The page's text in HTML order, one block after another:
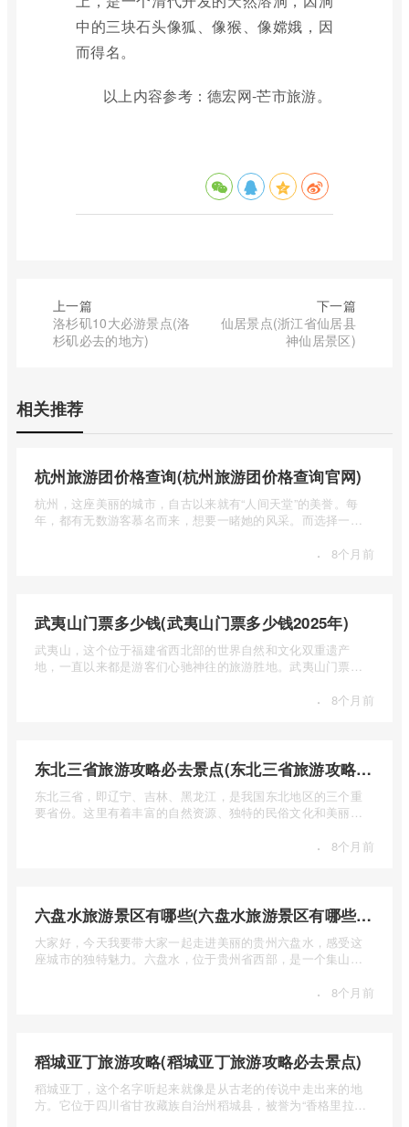
中的三块石头像狐、像猴、像嫦娥，因
而得名。
以上内容参考：德宏网-芒市旅游。
上一篇
洛杉矶10大必游景点(洛
杉矶必去的地方)
下一篇
仙居景点(浙江省仙居县
神仙居景区)
相关推荐
杭州旅游团价格查询(杭州旅游团价格查询官网)
杭州，这座美丽的城市，自古以来就有“人间天堂”的美誉。每
年，都有无数游客慕名而来，想要一睹她的风采。而选择一个
· 8个月前
武夷山门票多少钱(武夷山门票多少钱2025年)
武夷山，这个位于福建省西北部的世界自然和文化双重遗产
地，一直以来都是游客们心驰神往的旅游胜地。武夷山门票多
· 8个月前
东北三省旅游攻略必去景点(东北三省旅游攻略必去景点视频介绍)
东北三省，即辽宁、吉林、黑龙江，是我国东北地区的三个重
要省份。这里有着丰富的自然资源、独特的民俗文化和美丽的
· 8个月前
六盘水旅游景区有哪些(六盘水旅游景区有哪些景点值得去)
大家好，今天我要带大家一起走进美丽的贵州六盘水，感受这
座城市的独特魅力。六盘水，位于贵州省西部，是一个集山水
· 8个月前
稻城亚丁旅游攻略(稻城亚丁旅游攻略必去景点)
稻城亚丁，这个名字听起来就像是从古老的传说中走出来的地
方。它位于四川省甘孜藏族自治州稻城县，被誉为“香格里拉的